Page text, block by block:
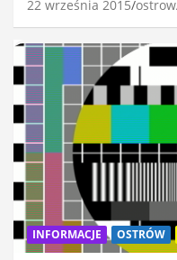
22 września 2015 ostrow
INFORMACJE OSTRÓW